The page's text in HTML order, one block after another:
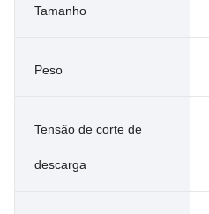
Tamanho
Peso
Tensão de corte de
descarga